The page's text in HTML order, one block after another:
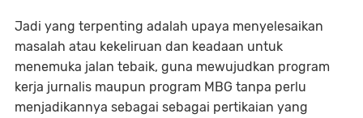
Jadi yang terpenting adalah upaya menyelesaikan
masalah atau kekeliruan dan keadaan untuk
menemuka jalan tebaik, guna mewujudkan program
kerja jurnalis maupun program MBG tanpa perlu
menjadikannya sebagai sebagai pertikaian yang